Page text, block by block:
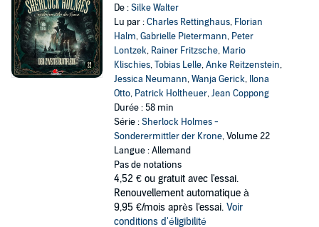
De :Silke Walter
Lu par :Charles Rettinghaus, Florian
Halm,Gabrielle Pietermann, Peter
Lontzek, Rainer Fritzsche, Mario
Klischies,Tobias Lelle,Anke Reitzenstein,
Jessica Neumann,Wanja Gerick, Ilona
Otto, Patrick Holtheuer,Jean Coppong
Durée : 58 min
Série :Sherlock Holmes -
Sonderermittler der Krone, Volume 22
Langue : Allemand
Pas de notations
4,52 € ou gratuit avec l'essai.
Renouvellement automatique à
9,95 €/mois après l'essai. Voir
conditions d'éligibilité